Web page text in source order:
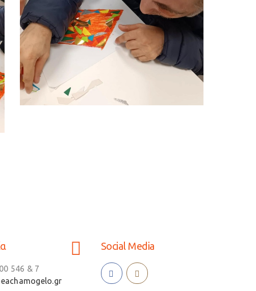
546 & 7
Social Media